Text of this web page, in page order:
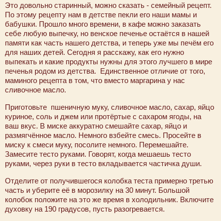
Это довольно старинный, можно сказать - семейный рецепт.
По этому рецепту нам в детстве пекли его наши мамы и
бабушки. Прошло много времени, в кафе можно заказать
себе любую выпечку, но венское печенье остаётся в нашей
памяти как часть нашего детства, и теперь уже мы печём его
для наших детей. Сегодня я расскажу, как его нужно
выпекать и какие продукты нужны для этого лучшего в мире
печенья родом из детства. Единственное отличие от того,
маминого рецепта в том, что вместо маргарина у нас
сливочное масло.
Приготовьте пшеничную муку, сливочное масло, сахар, яйцо
куриное, соль и джем или протёртые с сахаром ягоды, на
ваш вкус. В миске аккуратно смешайте сахар, яйцо и
размягчённое масло. Немного взбейте смесь. Просейте в
миску к смеси муку, посолите немного. Перемешайте.
Замесите тесто руками. Говорят, когда мешаешь тесто
руками, через руки в тесто вкладывается частичка души.
Отделите от получившегося колобка теста примерно третью
часть и уберите её в морозилку на 30 минут. Большой
колобок положите на это же время в холодильник. Включите
духовку на 190 градусов, пусть разогревается.